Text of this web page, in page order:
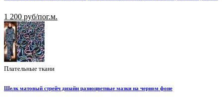
1 200 руб/пог.м.
Плательные ткани
Шелк матовый стрейч дизайн разноцветные мазки на черном фоне